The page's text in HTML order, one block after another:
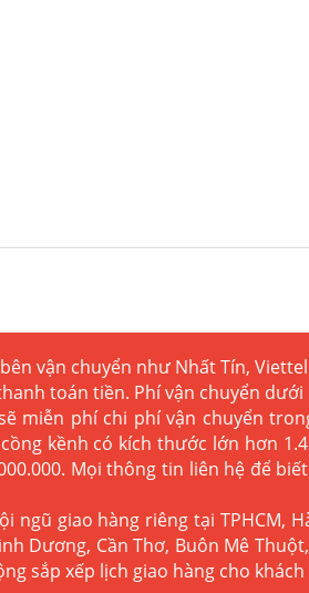
vận chuyển như Nhất Tín,
toán tiền. Phí vận chuyển dưới
miễn phí chi phí vận chuyển
kềnh có kích thước lớn hơn
Mọi thông tin liên hệ để
ngũ giao hàng riêng tại TPHCM,
Dương, Cần Thơ, Buôn Mê
sắp xếp lịch giao hàng cho khách